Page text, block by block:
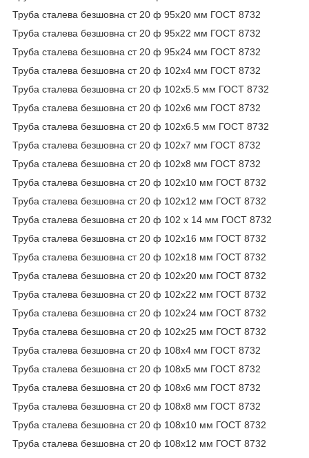
Труба сталева безшовна ст 20 ф 95х20 мм ГОСТ 8732
Труба сталева безшовна ст 20 ф 95х22 мм ГОСТ 8732
Труба сталева безшовна ст 20 ф 95х24 мм ГОСТ 8732
Труба сталева безшовна ст 20 ф 102х4 мм ГОСТ 8732
Труба сталева безшовна ст 20 ф 102х5.5 мм ГОСТ 8732
Труба сталева безшовна ст 20 ф 102х6 мм ГОСТ 8732
Труба сталева безшовна ст 20 ф 102х6.5 мм ГОСТ 8732
Труба сталева безшовна ст 20 ф 102х7 мм ГОСТ 8732
Труба сталева безшовна ст 20 ф 102х8 мм ГОСТ 8732
Труба сталева безшовна ст 20 ф 102х10 мм ГОСТ 8732
Труба сталева безшовна ст 20 ф 102х12 мм ГОСТ 8732
Труба сталева безшовна ст 20 ф 102 х 14 мм ГОСТ 8732
Труба сталева безшовна ст 20 ф 102х16 мм ГОСТ 8732
Труба сталева безшовна ст 20 ф 102х18 мм ГОСТ 8732
Труба сталева безшовна ст 20 ф 102х20 мм ГОСТ 8732
Труба сталева безшовна ст 20 ф 102х22 мм ГОСТ 8732
Труба сталева безшовна ст 20 ф 102х24 мм ГОСТ 8732
Труба сталева безшовна ст 20 ф 102х25 мм ГОСТ 8732
Труба сталева безшовна ст 20 ф 108х4 мм ГОСТ 8732
Труба сталева безшовна ст 20 ф 108х5 мм ГОСТ 8732
Труба сталева безшовна ст 20 ф 108х6 мм ГОСТ 8732
Труба сталева безшовна ст 20 ф 108х8 мм ГОСТ 8732
Труба сталева безшовна ст 20 ф 108х10 мм ГОСТ 8732
Труба сталева безшовна ст 20 ф 108х12 мм ГОСТ 8732